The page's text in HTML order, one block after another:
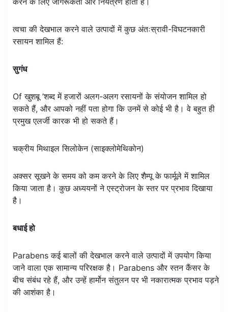
त्वचा की देखभाल करने वाले उत्पादों में कुछ अंतःस्रावी-विघटनकारी
रसायन शामिल हैं:
सुगंध
Of खुशबू ’शब्द में हजारों अलग-अलग रसायनों के संयोजन शामिल हो
सकते हैं, और आपको नहीं पता होगा कि उनमें से कोई भी है। वे बहुत ही
प्रमुख एलर्जी कारक भी हो सकते हैं।
चक्रीय मिथाइल सिलोकेन (साइक्लोमेथिकोन)
अक्सर सूखने के समय को कम करने के लिए शैम्पू के फार्मूले में शामिल
किया जाता है। कुछ अध्ययनों ने एस्ट्रोजन के स्तर पर प्रभाव दिखाया
है।
बधाई हो
Parabens कई बालों की देखभाल करने वाले उत्पादों में उपयोग किया
जाने वाला एक सामान्य परिरक्षक है। Parabens और स्तन कैंसर के
बीच संबंध रहे हैं, और उन्हें हार्मोन संतुलन पर भी नकारात्मक प्रभाव पड़ने
की आशंका है।